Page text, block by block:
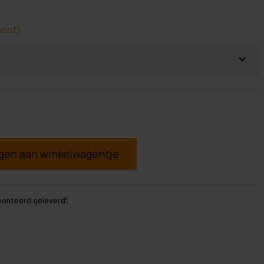
geleverd!